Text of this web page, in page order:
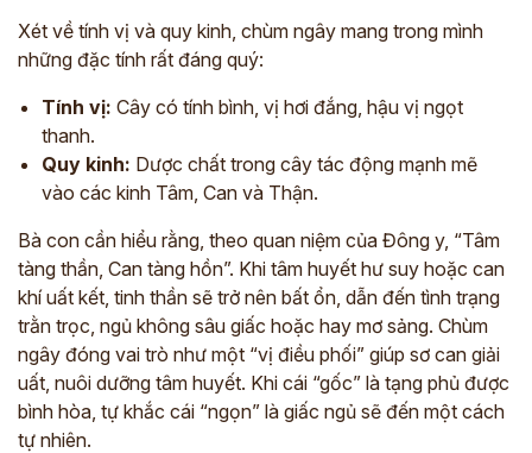
Xét về tính vị và quy kinh, chùm ngây mang trong mình
những đặc tính rất đáng quý:
Tính vị: Cây có tính bình, vị hơi đắng, hậu vị ngọt
thanh.
Quy kinh: Dược chất trong cây tác động mạnh mẽ
vào các kinh Tâm, Can và Thận.
Bà con cần hiểu rằng, theo quan niệm của Đông y, “Tâm
tàng thần, Can tàng hồn”. Khi tâm huyết hư suy hoặc can
khí uất kết, tinh thần sẽ trở nên bất ổn, dẫn đến tình trạng
trằn trọc, ngủ không sâu giấc hoặc hay mơ sảng. Chùm
ngây đóng vai trò như một “vị điều phối” giúp sơ can giải
uất, nuôi dưỡng tâm huyết. Khi cái “gốc” là tạng phủ được
bình hòa, tự khắc cái “ngọn” là giấc ngủ sẽ đến một cách
tự nhiên.